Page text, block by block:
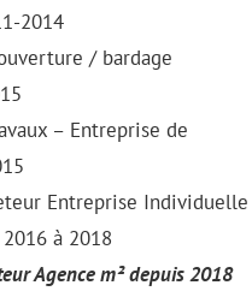
2014
/ bardage
– Entreprise de
Entreprise Individuelle
à 2018
Agence m² depuis 2018